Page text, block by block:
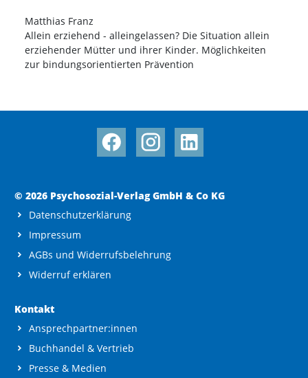
Matthias Franz
Allein erziehend - alleingelassen? Die Situation allein
erziehender Mütter und ihrer Kinder. Möglichkeiten
zur bindungsorientierten Prävention
© 2026 Psychosozial-Verlag GmbH & Co KG
Datenschutzerklärung
Impressum
AGBs und Widerrufsbelehrung
Widerruf erklären
Kontakt
Ansprechpartner:innen
Buchhandel & Vertrieb
Presse & Medien